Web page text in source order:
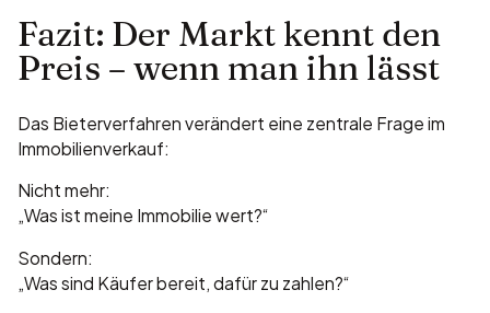
Fazit: Der Markt kennt den
Preis – wenn man ihn lässt
Das Bieterverfahren verändert eine zentrale Frage im
Immobilienverkauf:
Nicht mehr:
„Was ist meine Immobilie wert?“
Sondern:
„Was sind Käufer bereit, dafür zu zahlen?“